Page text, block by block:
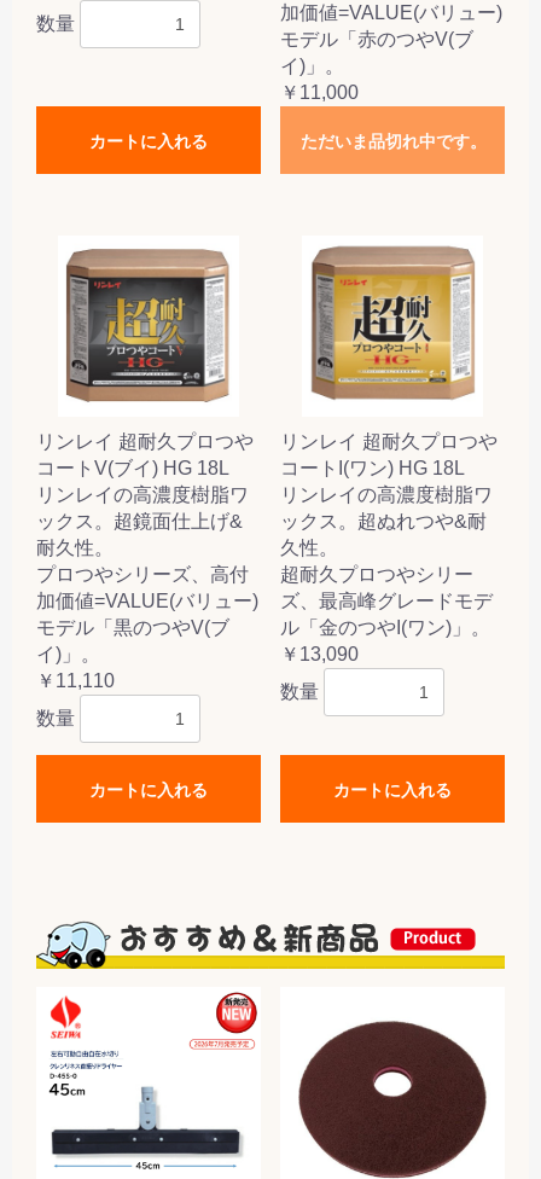
数量
カートに入れる
加価値=VALUE(バリュー)
モデル「赤のつやV(ブ
イ)」。
￥11,000
ただいま品切れ中です。
リンレイ 超耐久プロつや
コートV(ブイ) HG 18L
リンレイの高濃度樹脂ワ
ックス。超鏡面仕上げ&
耐久性。
プロつやシリーズ、高付
加価値=VALUE(バリュー)
モデル「黒のつやV(ブ
イ)」。
￥11,110
数量
カートに入れる
リンレイ 超耐久プロつや
コートI(ワン) HG 18L
リンレイの高濃度樹脂ワ
ックス。超ぬれつや&耐
久性。
超耐久プロつやシリー
ズ、最高峰グレードモデ
ル「金のつやI(ワン)」。
￥13,090
数量
カートに入れる